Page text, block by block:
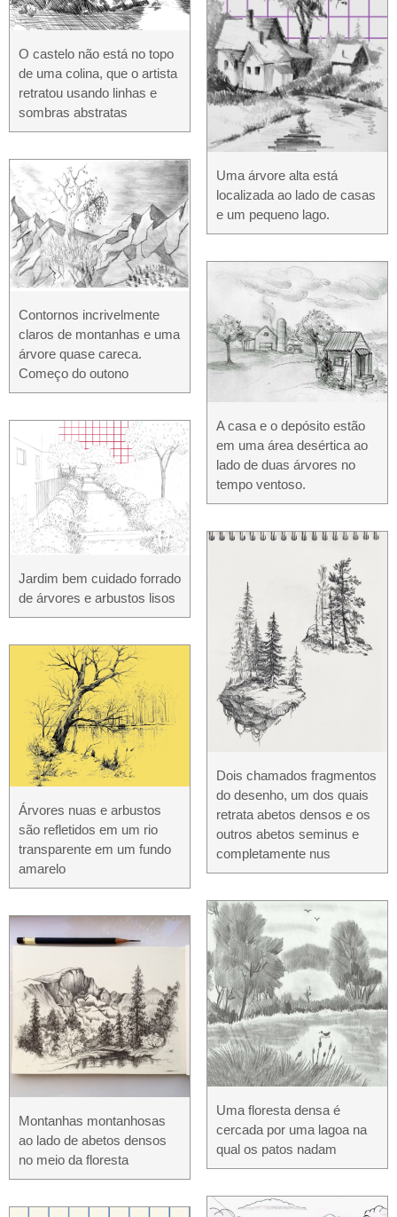
O castelo não está no topo
de uma colina, que o artista
retratou usando linhas e
sombras abstratas
Contornos incrivelmente
claros de montanhas e uma
árvore quase careca.
Começo do outono
Jardim bem cuidado forrado
de árvores e arbustos lisos
Árvores nuas e arbustos
são refletidos em um rio
transparente em um fundo
amarelo
Montanhas montanhosas
ao lado de abetos densos
no meio da floresta
Uma árvore alta está
localizada ao lado de casas
e um pequeno lago.
A casa e o depósito estão
em uma área desértica ao
lado de duas árvores no
tempo ventoso.
Dois chamados fragmentos
do desenho, um dos quais
retrata abetos densos e os
outros abetos seminus e
completamente nus
Uma floresta densa é
cercada por uma lagoa na
qual os patos nadam